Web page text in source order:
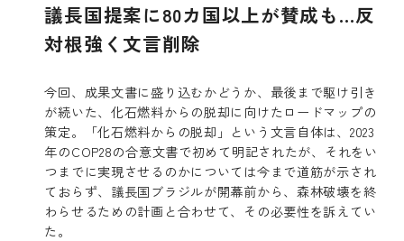
議長国提案に80カ国以上が賛成も…反
対根強く文言削除
今回、成果文書に盛り込むかどうか、最後まで駆け引き
が続いた、化石燃料からの脱却に向けたロードマップの
策定。「化石燃料からの脱却」という文言自体は、2023
年のCOP28の合意文書で初めて明記されたが、それをい
つまでに実現させるのかについては今まで道筋が示され
ておらず、議長国ブラジルが開幕前から、森林破壊を終
わらせるための計画と合わせて、その必要性を訴えてい
た。